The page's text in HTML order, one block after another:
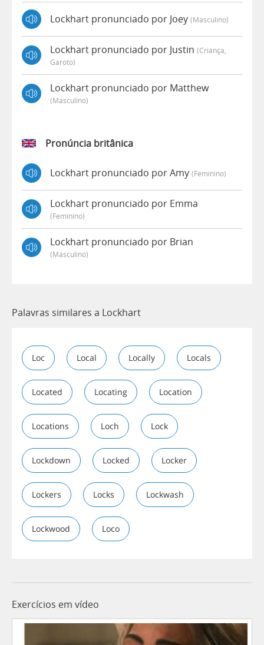
Lockhart pronunciado por Joey (masculino)
Lockhart pronunciado por Justin (criança,
Garoto)
Lockhart pronunciado por Matthew
(masculino)
Pronúncia britânica
Lockhart pronunciado por Amy (feminino)
Lockhart pronunciado por Emma
(feminino)
Lockhart pronunciado por Brian
(masculino)
Palavras similares a Lockhart
Loc Local Locally Locals
Located Locating Location
Locations Loch Lock
Lockdown Locked Locker
Lockers Locks Lockwash
Lockwood Loco
Exercícios em vídeo